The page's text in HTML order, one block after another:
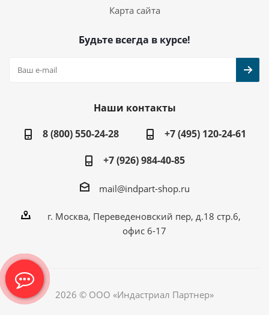
Карта сайта
Будьте всегда в курсе!
Наши контакты
8 (800) 550-24-28
+7 (495) 120-24-61
+7 (926) 984-40-85
mail@indpart-shop.ru
г. Москва, Переведеновский пер, д.18 стр.6,
офис 6-17
2026 © ООО «Индастриал Партнер»